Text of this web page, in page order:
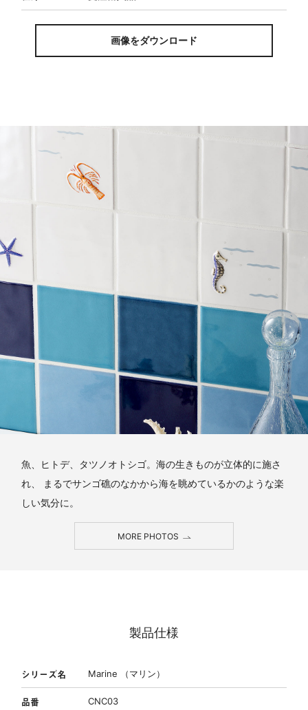
画像をダウンロード
魚、ヒトデ、タツノオトシゴ。海の生きものが立体的に施さ
れ、 まるでサンゴ礁のなかから海を眺めているかのような楽
しい気分に。
MORE PHOTOS
製品仕様
シリーズ名 Marine （マリン）
品番 CNC03